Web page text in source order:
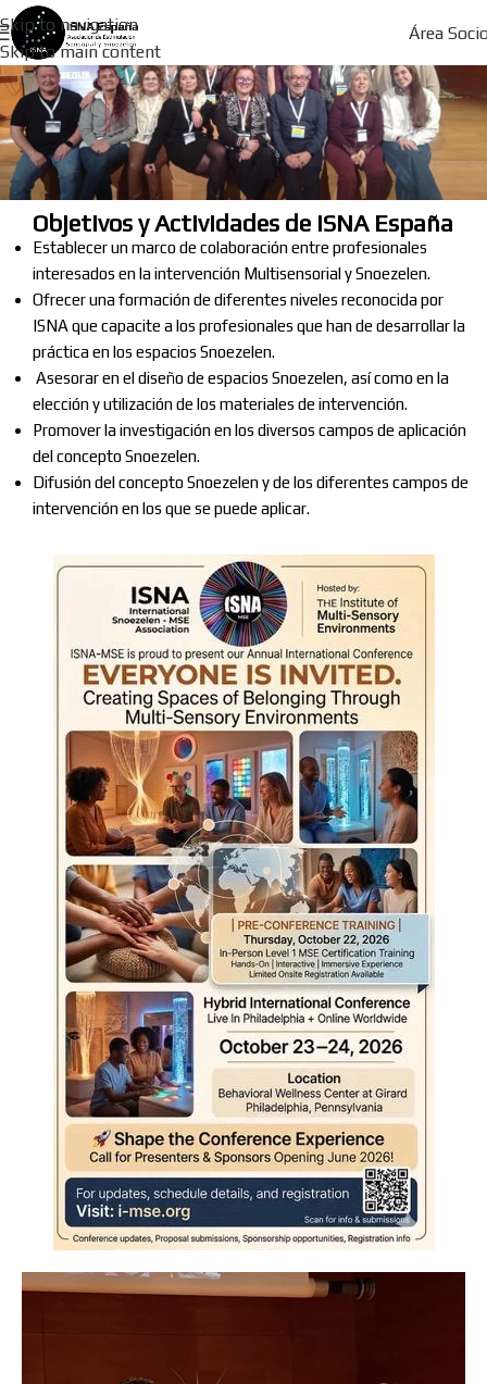
Skip to navigation
Skip to main content
Área
Objetivos y Actividades de ISNA España
Establecer un marco de colaboración entre profesionales
interesados en la intervención Multisensorial y Snoezelen.
Ofrecer una formación de diferentes niveles reconocida por
ISNA que capacite a los profesionales que han de desarrollar la
práctica en los espacios Snoezelen.
Asesorar en el diseño de espacios Snoezelen, así como en la
elección y utilización de los materiales de intervención.
Promover la investigación en los diversos campos de aplicación
del concepto Snoezelen.
Difusión del concepto Snoezelen y de los diferentes campos de
intervención en los que se puede aplicar.